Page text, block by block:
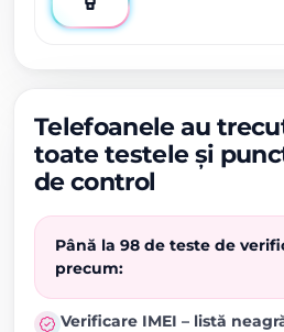
Telefoanele au
toate testele și
de control
Până la 98 de teste de
precum:
Verificare IMEI – listă